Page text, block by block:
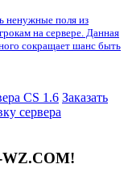
ненужные поля из
на сервере. Данная
сокращает шанс быть
CS 1.6 Заказать
сервера
WZ.COM!